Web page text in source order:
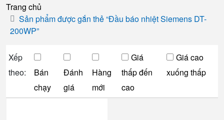
Trang chủ
Sản phẩm được gắn thẻ “Đầu báo nhiệt Siemens DT-
200WP”
Xếp
theo:
Bán
chạy
Đánh
giá
Hàng
mới
Giá
thấp đến
cao
Giá cao
xuống thấp